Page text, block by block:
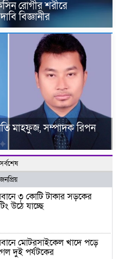
রোগীর শরীরে
বিজ্ঞানীর
মাহফুজ, সম্পাদক রিপন
জনপ্রিয়
৩ কোটি টাকার সড়কের
উঠে যাচ্ছে
মোটরসাইকেল খাদে পড়ে
দুই পর্যটকের